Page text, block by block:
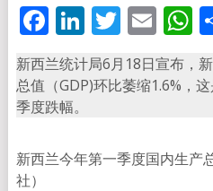
Facebook
LinkedIn
新西兰统计局6月18日宣布，
总值（GDP)环比萎缩1.6%，
季度跌幅。
新西兰今年第一季度国内生产
社）